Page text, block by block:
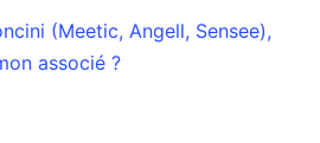
(Meetic, Angell, Sensee),
associé ?